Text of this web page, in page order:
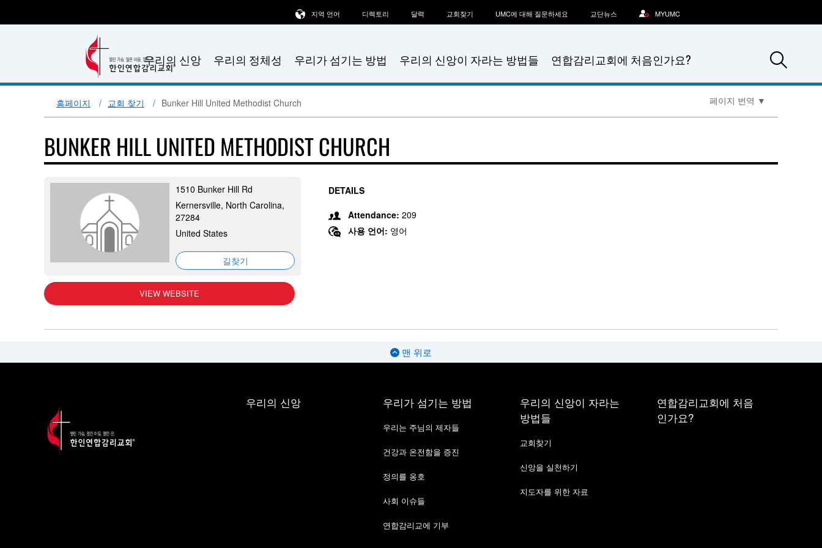
우리의 신앙 우리의 정체성 우리가 섬기는 방법 우리의 신앙이 자라는 방법들 연합감리교회에 처음인가요?
지역 언어 디렉토리 달력 교회찾기 UMC에 대해 질문하세요 교단뉴스 MYUMC
홈페이지 교회 찾기 Bunker Hill United Methodist Church 페이지 번역 ▼
BUNKER HILL UNITED METHODIST CHURCH
1510 Bunker Hill Rd
Kernersville, North Carolina,
27284
United States
길찾기
VIEW WEBSITE
DETAILS
Attendance: 209
사용 언어: 영어
맨 위로
우리의 신앙 우리가 섬기는 방법
우리는 주님의 제자들
건강과 온전함을 증진
정의를 옹호
사회 이슈들
연합감리교에 기부
우리의 신앙이 자라는
방법들
교회찾기
신앙을 실천하기
지도자를 위한 자료
연합감리교회에 처음
인가요?